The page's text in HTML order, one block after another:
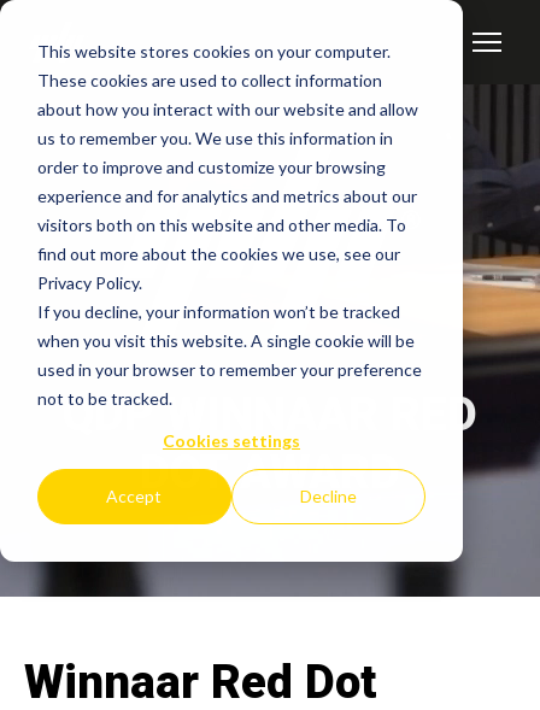
This website stores cookies on your computer.
These cookies are used to collect information
about how you interact with our website and allow
us to remember you. We use this information in
order to improve and customize your browsing
experience and for analytics and metrics about our
visitors both on this website and other media. To
find out more about the cookies we use, see our
Privacy Policy.
If you decline, your information won’t be tracked
when you visit this website. A single cookie will be
used in your browser to remember your preference
not to be tracked.
Cookies settings
Accept Decline
QDP WINNAAR RED
DOT AWARD
Winnaar Red Dot